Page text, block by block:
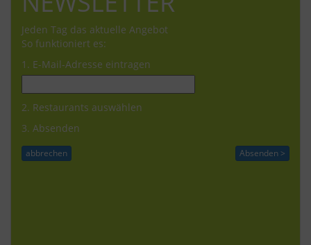
Jeden Tag das aktuelle Angebot
So funktioniert es:
1. E-Mail-Adresse eintragen
2. Restaurants auswählen
3. Absenden